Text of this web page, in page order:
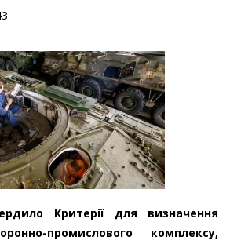
Критерії для визначення
промислового комплексу,